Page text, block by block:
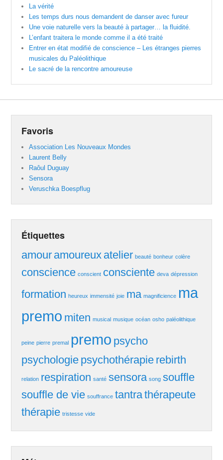
La vérité
Les temps durs nous demandent de danser avec fureur
Une voie naturelle vers la beauté à partager… la fluidité.
L’enfant traitera le monde comme il a été traité
Entrer en état modifié de conscience – Les étranges pierres
musicales du Paléolithique
Le sacré de la rencontre amoureuse
Favoris
Association Les Nouveaux Mondes
Laurent Belly
Raôul Duguay
Sensora
Veruschka Boespflug
Étiquettes
amour amoureux atelier beauté bonheur colère
conscience conscient consciente deva dépression
formation heureux immensité joie ma magnificience ma
premo miten musical musique océan osho paléolithique
peine pierre premal premo psycho
psychologie psychothérapie rebirth
relation respiration santé sensora song souffle
souffle de vie souffrance tantrathérapeute
thérapie tristesse vide